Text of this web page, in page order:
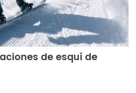
de esquí de